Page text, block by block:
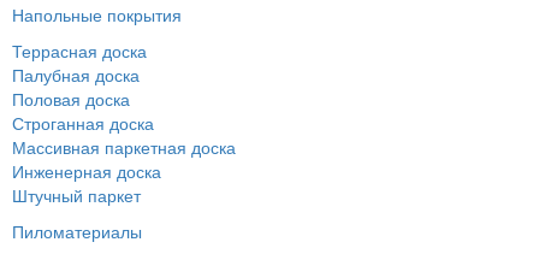
Напольные покрытия
Террасная доска
Палубная доска
Половая доска
Строганная доска
Массивная паркетная доска
Инженерная доска
Штучный паркет
Пиломатериалы